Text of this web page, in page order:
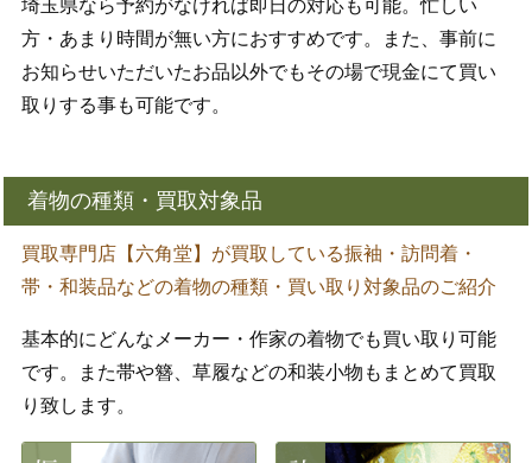
埼玉県なら予約がなければ即日の対応も可能。忙しい
方・あまり時間が無い方におすすめです。また、事前に
お知らせいただいたお品以外でもその場で現金にて買い
取りする事も可能です。
着物の種類・買取対象品
買取専門店【六角堂】が買取している振袖・訪問着・
帯・和装品などの着物の種類・買い取り対象品のご紹介
基本的にどんなメーカー・作家の着物でも買い取り可能
です。また帯や簪、草履などの和装小物もまとめて買取
り致します。